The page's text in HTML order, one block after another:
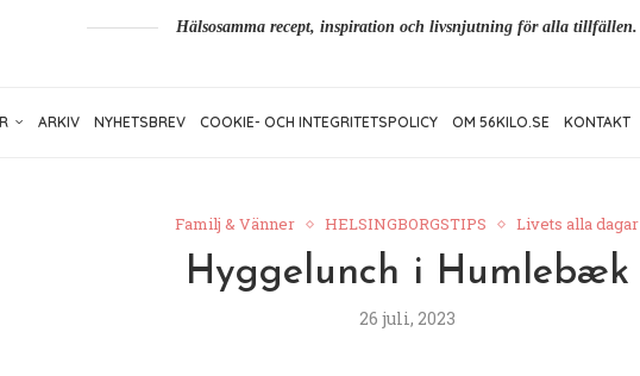
Hälsosamma recept, inspiration och livsnjutning för alla tillfällen.
ARKIV NYHETSBREV COOKIE- OCH INTEGRITETSPOLICY OM 56KILO.SE KONTAKT
Familj & Vänner HELSINGBORGSTIPS Livets alla dagar
Hyggelunch i Humlebæk
26 juli, 2023